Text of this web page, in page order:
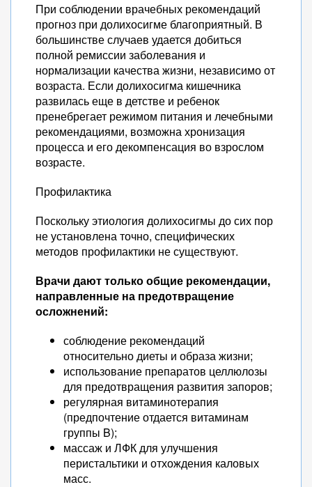
При соблюдении врачебных рекомендаций
прогноз при долихосигме благоприятный. В
большинстве случаев удается добиться
полной ремиссии заболевания и
нормализации качества жизни, независимо от
возраста. Если долихосигма кишечника
развилась еще в детстве и ребенок
пренебрегает режимом питания и лечебными
рекомендациями, возможна хронизация
процесса и его декомпенсация во взрослом
возрасте.
Профилактика
Поскольку этиология долихосигмы до сих пор
не установлена точно, специфических
методов профилактики не существуют.
Врачи дают только общие рекомендации,
направленные на предотвращение
осложнений:
соблюдение рекомендаций
относительно диеты и образа жизни;
использование препаратов целлюлозы
для предотвращения развития запоров;
регулярная витаминотерапия
(предпочтение отдается витаминам
группы B);
массаж и ЛФК для улучшения
перистальтики и отхождения каловых
масс.